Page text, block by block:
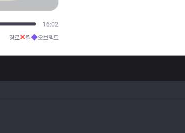
20:01
경로✕킬◆오브젝트